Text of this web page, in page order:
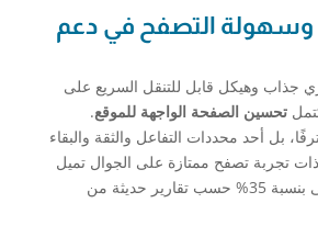
وسهولة التصفح في دعم
جذاب وهيكل قابل للتنقل السريع على
تحسين الصفحة الواجهة للموقع.
بل أحد محددات التفاعل والثقة والبقاء
تجربة تصفح ممتازة على الجوال تميل
لتقديم أداء سيو أعلى بنسبة 35% حسب تقارير حديثة من